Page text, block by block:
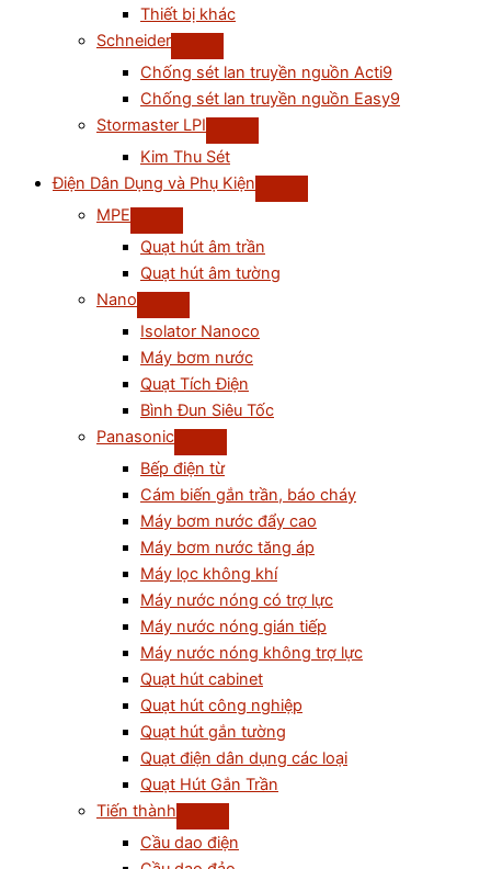
Thiết bị khác
Schneider
Chống sét lan truyền nguồn Acti9
Chống sét lan truyền nguồn Easy9
Stormaster LPI
Kim Thu Sét
Điện Dân Dụng và Phụ Kiện
MPE
Quạt hút âm trần
Quạt hút âm tường
Nano
Isolator Nanoco
Máy bơm nước
Quạt Tích Điện
Bình Đun Siêu Tốc
Panasonic
Bếp điện từ
Cám biến gắn trần, báo cháy
Máy bơm nước đẩy cao
Máy bơm nước tăng áp
Máy lọc không khí
Máy nước nóng có trợ lực
Máy nước nóng gián tiếp
Máy nước nóng không trợ lực
Quạt hút cabinet
Quạt hút công nghiệp
Quạt hút gắn tường
Quạt điện dân dụng các loại
Quạt Hút Gắn Trần
Tiến thành
Cầu dao điện